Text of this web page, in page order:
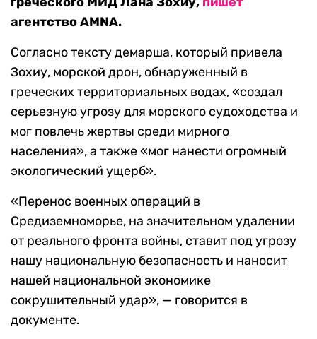
агентство AMNA.
Согласно тексту демарша, который привела
Зохиу, морской дрон, обнаруженный в
греческих территориальных водах, «создал
серьезную угрозу для морского судоходства и
мог повлечь жертвы среди мирного
населения», а также «мог нанести огромный
экологический ущерб».
«Перенос военных операций в
Средиземноморье, на значительном удалении
от реального фронта войны, ставит под угрозу
нашу национальную безопасность и наносит
нашей национальной экономике
сокрушительный удар», — говорится в
документе.